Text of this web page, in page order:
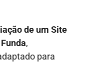
de um Site
,
para